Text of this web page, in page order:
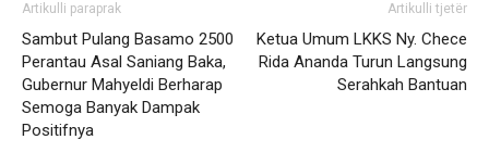
Artikulli paraprak
Sambut Pulang Basamo 2500
Perantau Asal Saniang Baka,
Gubernur Mahyeldi Berharap
Semoga Banyak Dampak
Positifnya
Artikulli tjetër
Ketua Umum LKKS Ny. Chece
Rida Ananda Turun Langsung
Serahkah Bantuan